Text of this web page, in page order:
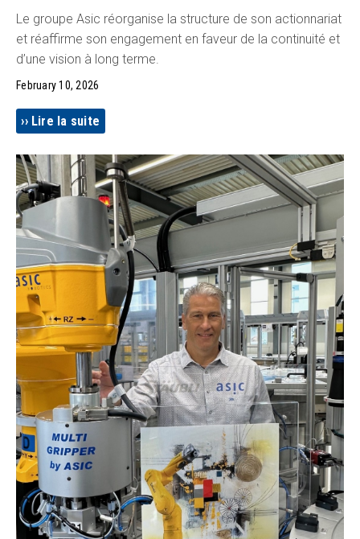
Le groupe Asic réorganise la structure de son actionnariat
et réaffirme son engagement en faveur de la continuité et
d’une vision à long terme.
February 10, 2026
Lire la suite